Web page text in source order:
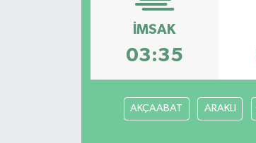
İMSAK
03:35
AKÇAABAT ARAKLI